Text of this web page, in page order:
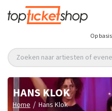
Op
Zoeken naar artiesten of
HANS KLOK
Home / Hans Klok